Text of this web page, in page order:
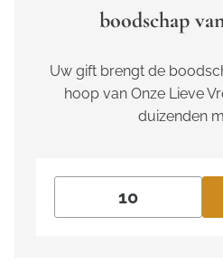
boodschap
Uw gift brengt de
hoop van Onze Lieve
duizenden